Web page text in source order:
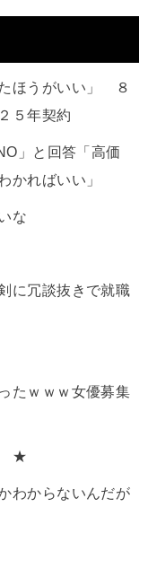
ほうがいい」 ８
５年契約
」と回答「高価
かればいい」
な
に冗談抜きで就職
たｗｗｗ女優募集
★
わからないんだが